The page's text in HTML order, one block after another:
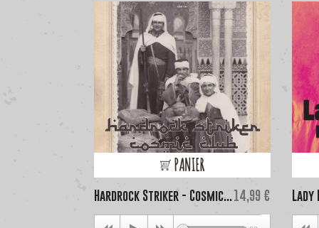
PANIER
Hardrock Striker - Cosmic... Price
14,99 €